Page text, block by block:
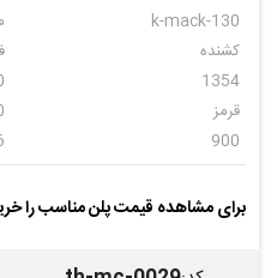
k-mack-130
کشنده
1354
قرمز
900
6
برای مشاهده قیمت پلن مناسب را